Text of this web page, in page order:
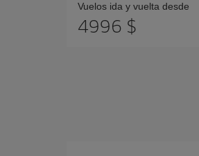
Vuelos ida y vuelta desde
4996 $